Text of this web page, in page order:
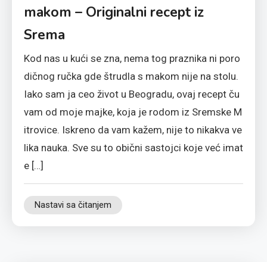
makom – Originalni recept iz
Srema
Kod nas u kući se zna, nema tog praznika ni poro
dičnog ručka gde štrudla s makom nije na stolu.
Iako sam ja ceo život u Beogradu, ovaj recept ču
vam od moje majke, koja je rodom iz Sremske M
itrovice. Iskreno da vam kažem, nije to nikakva ve
lika nauka. Sve su to obični sastojci koje već imat
e […]
Nastavi sa čitanjem